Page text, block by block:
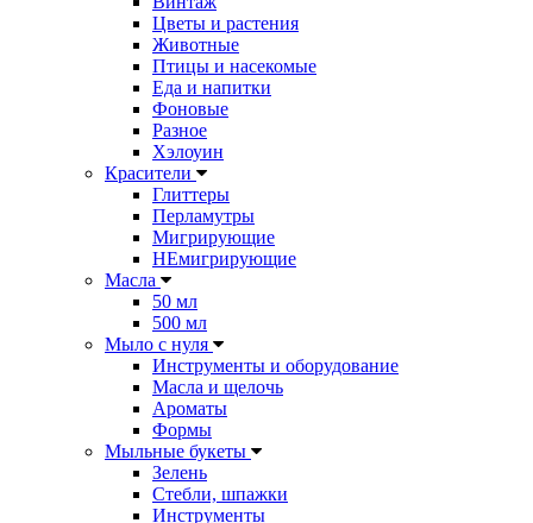
Цветы и растения
Животные
Птицы и насекомые
Еда и напитки
Фоновые
Разное
Хэлоуин
Красители
Глиттеры
Перламутры
Мигрирующие
НЕмигрирующие
Масла
50 мл
500 мл
Мыло с нуля
Инструменты и оборудование
Масла и щелочь
Ароматы
Формы
Мыльные букеты
Зелень
Стебли, шпажки
Инструменты